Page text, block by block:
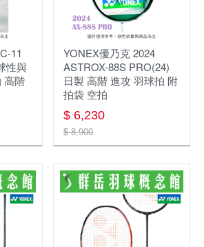
定 1組只要 2999 ☆☆☆☆☆ (球
定 1組只要4999 ☆☆☆☆☆ (球
毛巾買一送一 ★吸水力強★
☆☆☆
折起✧
11
性與
高階
YONEX優乃克 2024
ASTROX-88S PRO(24)
日製 高階 進攻 羽球拍 附
拍袋 空拍
$ 6,230
$ 8,900